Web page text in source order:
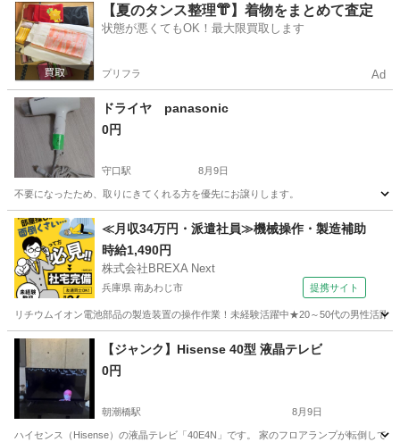
大阪 東大阪市 額田駅 季節、空調家電
【夏のタンス整理👘】着物をまとめて査定
状態が悪くてもOK！最大限買取します
プリフラ Ad
ドライヤ panasonic
0円
守口駅 8月9日
不要になったため、取りにきてくれる方を優先にお譲りします。
大阪 守口市 守口駅 美容家電 panasonic
≪月収34万円・派遣社員≫機械操作・製造補助
時給1,490円
株式会社BREXA Next
兵庫県 南あわじ市 提携サイト
リチウムイオン電池部品の製造装置の操作作業！未経験活躍中★20～50代の男性活
兵庫 南あわじ市 その他
【ジャンク】Hisense 40型 液晶テレビ
0円
朝潮橋駅 8月9日
ハイセンス（Hisense）の液晶テレビ「40E4N」です。 家のフロアランプが転倒して